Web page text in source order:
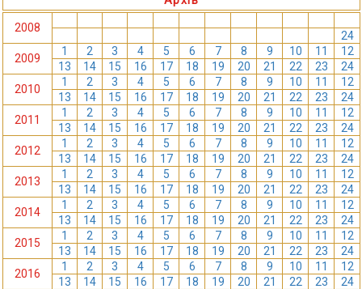
2008
24
2009
1 2 3 4 5 6 7 8 9 10 11
12
13
14 15 16 17 18 19 20 21 22 23
24
2010
1 2 3 4 5 6 7 8 9 10 11
12
13
14 15 16 17 18 19 20 21 22 23
24
2011
1 2 3 4 5 6 7 8 9 10 11
12
13
14 15 16 17 18 19 20 21 22 23
24
2012
1 2 3 4 5 6 7 8 9 10 11
12
13
14 15 16 17 18 19 20 21 22 23
24
2013
1 2 3 4 5 6 7 8 9 10 11
12
13
14 15 16 17 18 19 20 21 22 23
24
2014
1 2 3 4 5 6 7 8 9 10 11
12
13
14 15 16 17 18 19 20 21 22 23
24
2015
1 2 3 4 5 6 7 8 9 10 11
12
13
14 15 16 17 18 19 20 21 22 23
24
2016
1 2 3 4 5 6 7 8 9 10 11
12
13
14 15 16 17 18 19 20 21 22 23
24